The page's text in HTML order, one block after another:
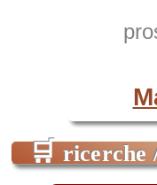
🛒 ricerche